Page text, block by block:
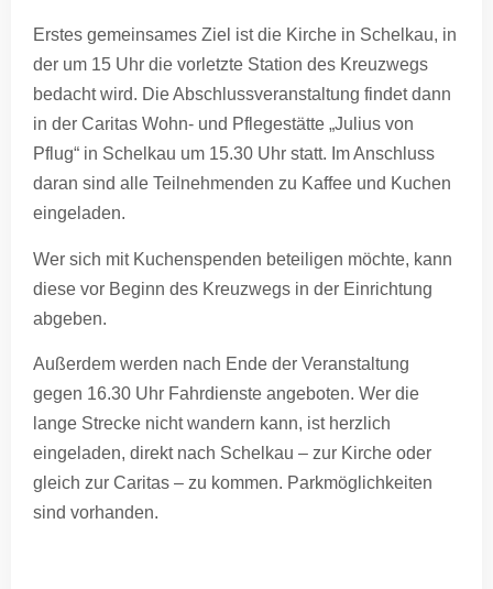
Erstes gemeinsames Ziel ist die Kirche in Schelkau, in
der um 15 Uhr die vorletzte Station des Kreuzwegs
bedacht wird. Die Abschlussveranstaltung findet dann
in der Caritas Wohn- und Pflegestätte „Julius von
Pflug“ in Schelkau um 15.30 Uhr statt. Im Anschluss
daran sind alle Teilnehmenden zu Kaffee und Kuchen
eingeladen.
Wer sich mit Kuchenspenden beteiligen möchte, kann
diese vor Beginn des Kreuzwegs in der Einrichtung
abgeben.
Außerdem werden nach Ende der Veranstaltung
gegen 16.30 Uhr Fahrdienste angeboten. Wer die
lange Strecke nicht wandern kann, ist herzlich
eingeladen, direkt nach Schelkau – zur Kirche oder
gleich zur Caritas – zu kommen. Parkmöglichkeiten
sind vorhanden.